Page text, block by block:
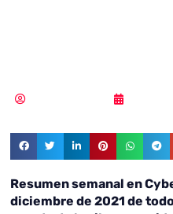
Resumen semanal en
diciembre de 2021 de